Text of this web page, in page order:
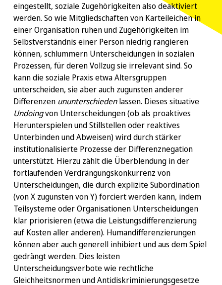
eingestellt, soziale Zugehörigkeiten also deaktiviert
werden. So wie Mitgliedschaften von Karteileichen in
einer Organisation ruhen und Zugehörigkeiten im
Selbstverständnis einer Person niedrig rangieren
können, schlummern Unterscheidungen in sozialen
Prozessen, für deren Vollzug sie irrelevant sind. So
kann die soziale Praxis etwa Altersgruppen
unterscheiden, sie aber auch zugunsten anderer
Differenzen ununterschiedenlassen. Dieses situative
Undoingvon Unterscheidungen (ob als proaktives
Herunterspielen und Stillstellen oder reaktives
Unterbinden und Abweisen) wird durch stärker
institutionalisierte Prozesse der Differenznegation
unterstützt. Hierzu zählt die Überblendung in der
fortlaufenden Verdrängungskonkurrenz von
Unterscheidungen, die durch explizite Subordination
(von X zugunsten von Y) forciert werden kann, indem
Teilsysteme oder Organisationen Unterscheidungen
klar priorisieren (etwa die Leistungsdifferenzierung
auf Kosten aller anderen). Humandifferenzierungen
können aber auch generell inhibiert und aus dem Spiel
gedrängt werden. Dies leisten
Unterscheidungsverbote wie rechtliche
Gleichheitsnormen und Antidiskriminierungsgesetze